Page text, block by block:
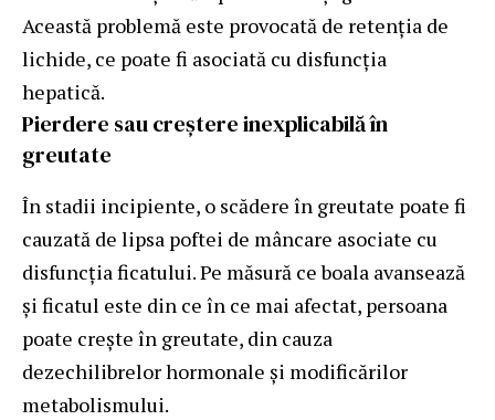
Această problemă este provocată de retenția de
lichide, ce poate fi asociată cu disfuncția
hepatică.
Pierdere sau creștere inexplicabilă în
greutate
În stadii incipiente, o scădere în greutate poate fi
cauzată de lipsa poftei de mâncare asociate cu
disfuncția ficatului. Pe măsură ce boala avansează
și ficatul este din ce în ce mai afectat, persoana
poate crește în greutate, din cauza
dezechilibrelor hormonale și modificărilor
metabolismului.